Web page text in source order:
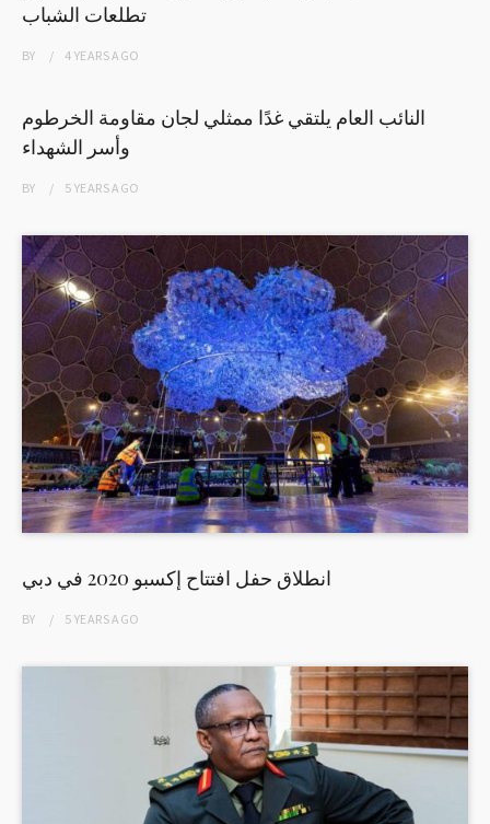
تطلعات الشباب
BY 4 YEARSAGO
النائب العام يلتقي غدًا ممثلي لجان مقاومة الخرطوم
وأسر الشهداء
BY 5 YEARSAGO
انطلاق حفل افتتاح إكسبو 2020 في دبي
BY 5 YEARSAGO